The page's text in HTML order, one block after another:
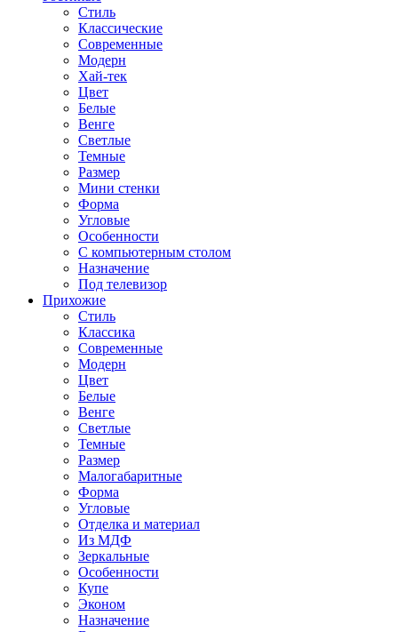
Стиль
Классические
Современные
Модерн
Хай-тек
Цвет
Белые
Венге
Светлые
Темные
Размер
Мини стенки
Форма
Угловые
Особенности
С компьютерным столом
Назначение
Под телевизор
Прихожие
Стиль
Классика
Современные
Модерн
Цвет
Белые
Венге
Светлые
Темные
Размер
Малогабаритные
Форма
Угловые
Отделка и материал
Из МДФ
Зеркальные
Особенности
Купе
Эконом
Назначение